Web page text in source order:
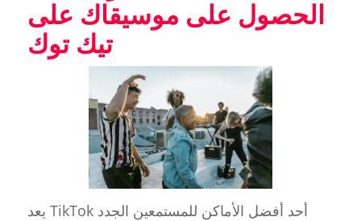
الحصول على موسيقاك على
تيك توك
يعد TikTok أحد أفضل الأماكن للمستمعين الجدد